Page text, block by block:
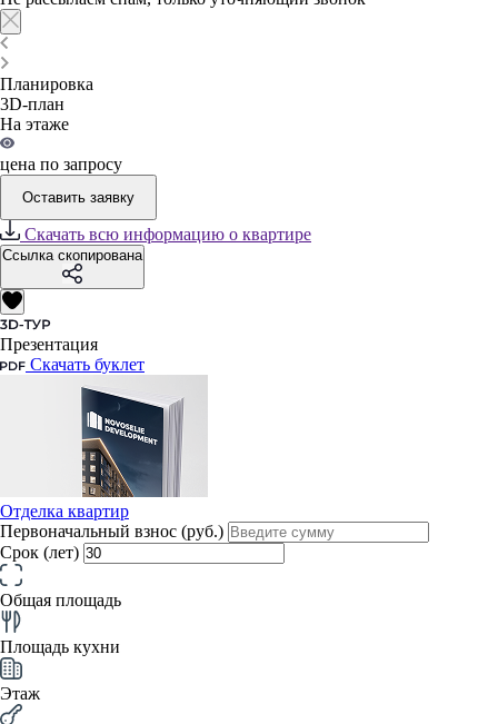
Планировка
3D-план
На этаже
цена по запросу
Оставить заявку
Скачать всю информацию о квартире
Ссылка скопирована
Презентация
Скачать буклет
Отделка квартир
Первоначальный взнос (руб.)
Срок (лет)
Общая площадь
Площадь кухни
Этаж